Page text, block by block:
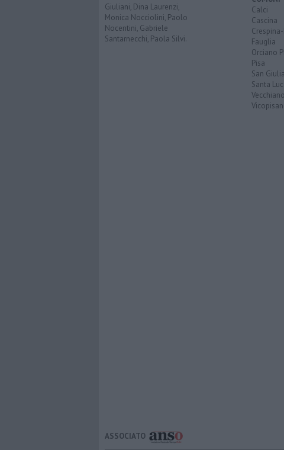
Giuliani, Dina Laurenzi,
Monica Nocciolini, Paolo
Nocentini, Gabriele
Santarnecchi, Paola Silvi.
Calci
Cascina
Fauglia
Orciano
Pisa
San
Santa
Vecchiano
ASSOCIATO